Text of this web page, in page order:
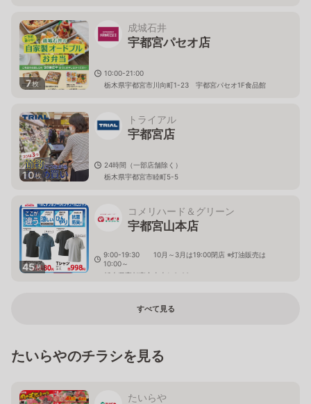
7枚
成城石井
宇都宮パセオ店
10:00-21:00
栃木県宇都宮市川向町1-23 宇都宮パセオ1F食品館
10枚
トライアル
宇都宮店
24時間（一部店舗除く）
栃木県宇都宮市睦町5-5
45枚
コメリハード＆グリーン
宇都宮山本店
9:00-19:30 10月～3月は19:00閉店 ※灯油販売は
10:00～
栃木県宇都宮市山本1-3-28
すべて見る
たいらやのチラシを見る
たいらや